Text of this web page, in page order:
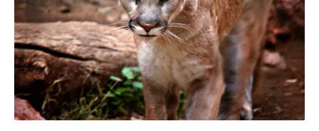
大約半個蜂群的工蜂先前往臨時的中途地點，可能是一處
樹枝。從這個制高點，數百隻工蜂偵察員出動尋找合適的
新居所。當偵察工蜂找到一個可能地點時，會返回工蜂群
並跳「搖擺舞（ waggle dance）」。工蜂搖得越大力，代
表牠對新地點的大小、濕度和周圍花朵的密度等條件越有
信心。如果工蜂的舞蹈夠賣力，其